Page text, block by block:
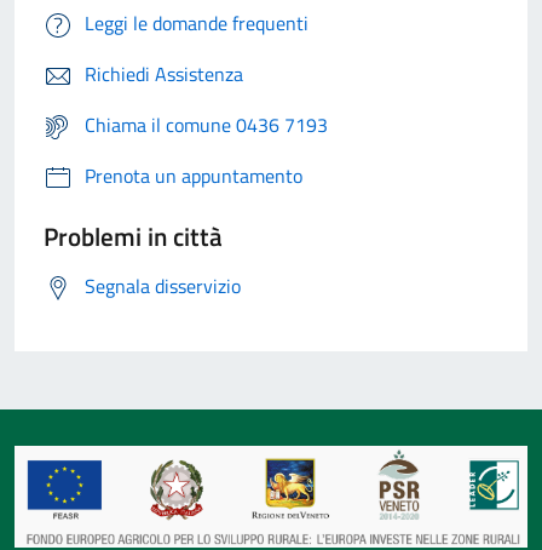
Leggi le domande frequenti
Richiedi Assistenza
Chiama il comune 0436 7193
Prenota un appuntamento
Problemi in città
Segnala disservizio